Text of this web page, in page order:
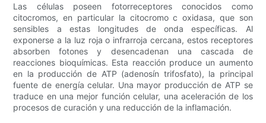
Las células poseen fotorreceptores conocidos como
citocromos, en particular la citocromo c oxidasa, que son
sensibles a estas longitudes de onda específicas. Al
exponerse a la luz roja o infrarroja cercana, estos receptores
absorben fotones y desencadenan una cascada de
reacciones bioquímicas. Esta reacción produce un aumento
en la producción de ATP (adenosín trifosfato), la principal
fuente de energía celular. Una mayor producción de ATP se
traduce en una mejor función celular, una aceleración de los
procesos de curación y una reducción de la inflamación.